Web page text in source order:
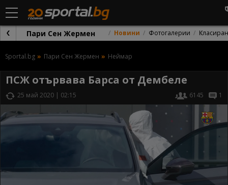
Пари Сен Жермен Новини Фотогалерии
Sportal.bg Пари Сен Жермен Неймар
ПСЖ отървава Барса от Дембеле
25 май 2020 | 02:15 6145 1